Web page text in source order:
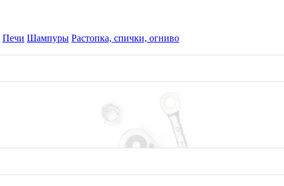
Печи Шампуры Растопка, спички, огниво